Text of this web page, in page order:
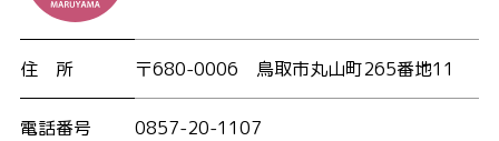
住 所 〒680-0006 鳥取市丸山町265番地11
電話番号 0857-20-1107